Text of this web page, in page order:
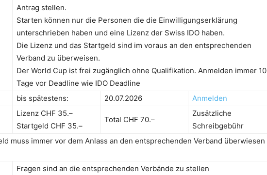
Antrag stellen.
Starten können nur die Personen die die Einwilligungserklärung
unterschrieben haben und eine Lizenz der Swiss IDO haben.
Die Lizenz und das Startgeld sind im voraus an den entsprechenden
Verband zu überweisen.
Der World Cup ist frei zugänglich ohne Qualifikation. Anmelden immer 10
Tage vor Deadline wie IDO Deadline
bis spätestens: 20.07.2026
Anmelden
Lizenz CHF 35.–
Startgeld CHF 35.–
Total CHF 70.–
Zusätzliche
Schreibgebühr
muss immer vor dem Anlass an den entsprechenden Verband überwiesen
Fragen sind an die entsprechenden Verbände zu stellen